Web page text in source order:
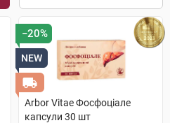
−20%
NEW
Arbor Vitae Фосфоціале
капсули 30 шт